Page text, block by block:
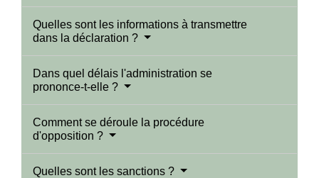
Quelles sont les informations à transmettre
dans la déclaration ?
Dans quel délais l'administration se
prononce-t-elle ?
Comment se déroule la procédure
d'opposition ?
Quelles sont les sanctions ?